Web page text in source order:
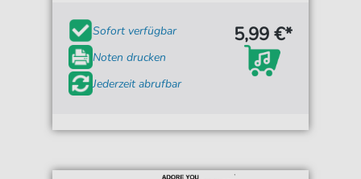
Sofort verfügbar
Noten drucken
Jederzeit abrufbar
5,99 €*